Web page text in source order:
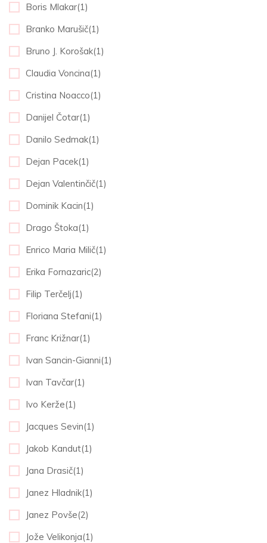
Boris Mlakar(1)
Branko Marušič(1)
Bruno J. Korošak(1)
Claudia Voncina(1)
Cristina Noacco(1)
Danijel Čotar(1)
Danilo Sedmak(1)
Dejan Pacek(1)
Dejan Valentinčič(1)
Dominik Kacin(1)
Drago Štoka(1)
Enrico Maria Milič(1)
Erika Fornazaric(2)
Filip Terčelj(1)
Floriana Stefani(1)
Franc Križnar(1)
Ivan Sancin-Gianni(1)
Ivan Tavčar(1)
Ivo Kerže(1)
Jacques Sevin(1)
Jakob Kandut(1)
Jana Drasič(1)
Janez Hladnik(1)
Janez Povše(2)
Jože Velikonja(1)